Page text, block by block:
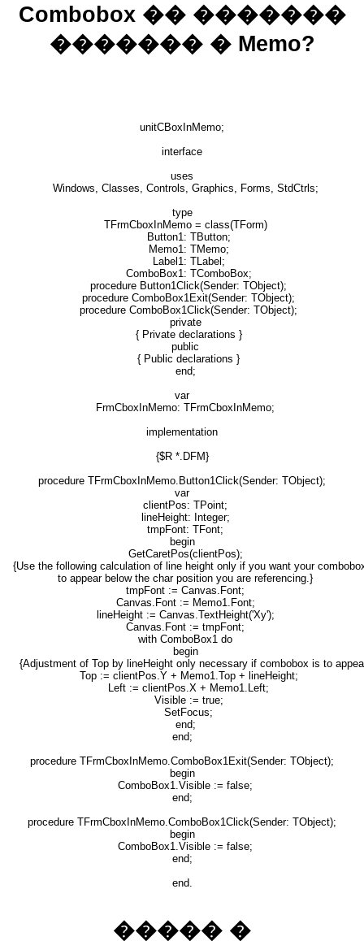
Combobox �� �������
������� � Memo?
unitCBoxInMemo;
interface
uses
Windows, Classes, Controls, Graphics, Forms, StdCtrls;
type
TFrmCboxInMemo = class(TForm)
Button1: TButton;
Memo1: TMemo;
Label1: TLabel;
ComboBox1: TComboBox;
procedure Button1Click(Sender: TObject);
procedure ComboBox1Exit(Sender: TObject);
procedure ComboBox1Click(Sender: TObject);
private
{ Private declarations }
public
{ Public declarations }
end;
var
FrmCboxInMemo: TFrmCboxInMemo;
implementation
{$R *.DFM}
procedure TFrmCboxInMemo.Button1Click(Sender: TObject);
var
clientPos: TPoint;
lineHeight: Integer;
tmpFont: TFont;
begin
GetCaretPos(clientPos);
{Use the following calculation of line height only if you want your
to appear below the char position you are referencing.}
tmpFont := Canvas.Font;
Canvas.Font := Memo1.Font;
lineHeight := Canvas.TextHeight('Xy');
Canvas.Font := tmpFont;
with ComboBox1 do
begin
{Adjustment of Top by lineHeight only necessary if combobox is to
Top := clientPos.Y + Memo1.Top + lineHeight;
Left := clientPos.X + Memo1.Left;
Visible := true;
SetFocus;
end;
end;
procedure TFrmCboxInMemo.ComboBox1Exit(Sender: TObject);
begin
ComboBox1.Visible := false;
end;
procedure TFrmCboxInMemo.ComboBox1Click(Sender: TObject);
begin
ComboBox1.Visible := false;
end;
end.
����� �